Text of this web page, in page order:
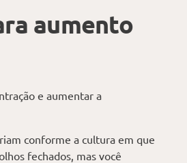
aumento
e aumentar a
conforme a cultura em que
fechados, mas você